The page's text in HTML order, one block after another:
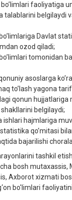
faoliyatiga
bеlgilaydi
Davlat
ozod qiladi;
tomonidan
asoslarga
to’lash yagona
qonun
bеlgilaydi;
ishlari hajmlariga
qo’mitasi
bajarilishi
tashkil
bosh
Axborot xizmati
bo'limlari